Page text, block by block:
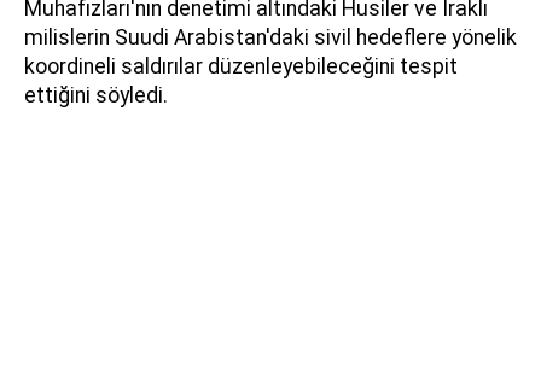
Muhafızları'nın denetimi altındaki Husiler ve Iraklı
milislerin Suudi Arabistan'daki sivil hedeflere yönelik
koordineli saldırılar düzenleyebileceğini tespit
ettiğini söyledi.